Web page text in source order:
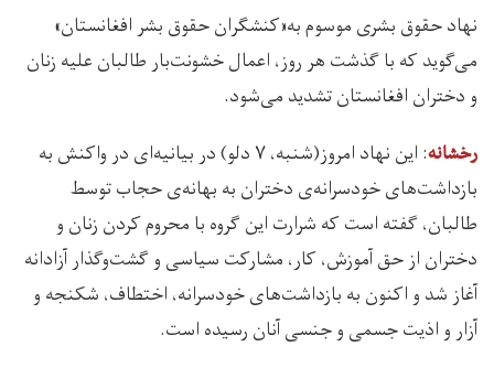
نهاد حقوق بشری موسوم به«کنشگران حقوق بشر افغانستان»
می‌گوید که با گذشت هر روز، اعمال خشونت‌بار طالبان علیه زنان
و دختران افغانستان تشدید می‌شود.
رخشانه
: این نهاد امروز(شنبه، ۷ دلو) در بیانیه‌ای در واکنش به
بازداشت‌های خودسرانه‌ی دختران به بهانه‌ی حجاب توسط
طالبان، گفته است که شرارت این گروه با محروم کردن زنان و
دختران از حق آموزش، کار، مشارکت سیاسی و گشت‌وگذار آزادانه
آغاز شد و اکنون به بازداشت‌های خودسرانه، اختطاف، شکنجه و
آزار و اذیت جسمی و جنسی آنان رسیده است.